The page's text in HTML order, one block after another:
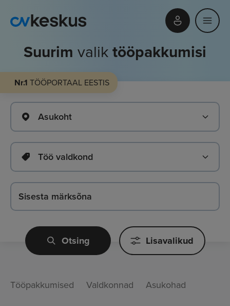
Suurim valiktööpakkumisi
Nr.1 TÖÖPORTAAL EESTIS
Asukoht
Töö valdkond
Otsing Lisavalikud
Tööpakkumised Valdkonnad Asukohad